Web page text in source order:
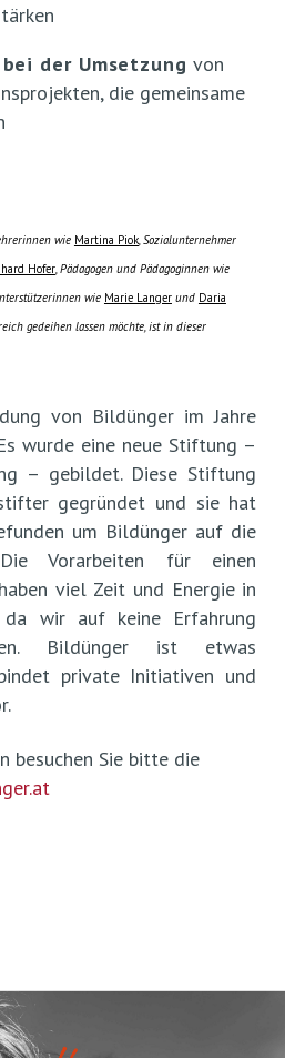
der Umsetzung von
die gemeinsame
wie Martina Piok, Sozialunternehmer
Hofer, Pädagogen und Pädagoginnen wie
wie Marie Langerund Daria
gedeihen lassen möchte, ist in dieser
von Bildünger im Jahre
wurde eine neue Stiftung –
– gebildet. Diese Stiftung
gegründet und sie hat
um Bildünger auf die
Vorarbeiten für einen
viel Zeit und Energie in
da wir auf keine Erfahrung
Bildünger ist etwas
private Initiativen und
besuchen Sie bitte die